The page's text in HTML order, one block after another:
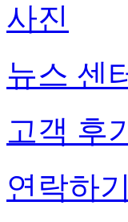
사진
뉴스 센
고객 후
연락하기